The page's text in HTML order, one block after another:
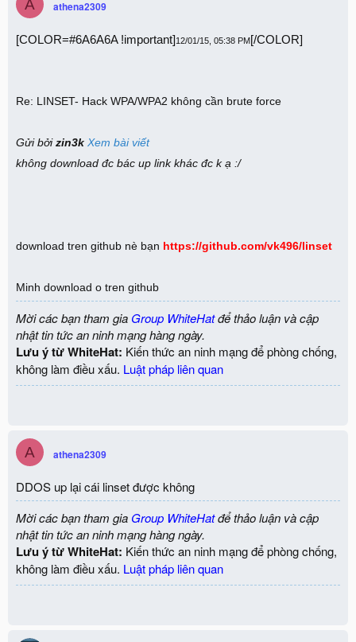
A athena2309
[COLOR=#6A6A6A !important]12/01/15, 05:38 PM[/COLOR]
Re: LINSET- Hack WPA/WPA2 không cần brute force
Gửi bởizin3k Xem bài viết
không download đc bác up link khác đc k ạ :/
download tren github nè bạn https://github.com/vk496/linset
Minh download o tren github
Mời các bạn tham gia Group WhiteHatđể thảo luận và cập
nhật tin tức an ninh mạng hàng ngày.
Lưu ý từ WhiteHat: Kiến thức an ninh mạng để phòng chống,
không làm điều xấu. Luật pháp liên quan
A athena2309
DDOS up lại cái linset được không
Mời các bạn tham gia Group WhiteHatđể thảo luận và cập
nhật tin tức an ninh mạng hàng ngày.
Lưu ý từ WhiteHat: Kiến thức an ninh mạng để phòng chống,
không làm điều xấu. Luật pháp liên quan